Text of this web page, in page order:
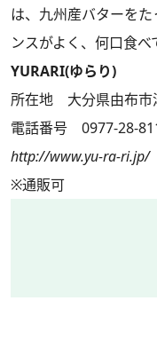
は、九州産バターを
ンスがよく、何口食べ
YURARI(ゆらり)
所在地 大分県由布市
電話番号 0977-28-
http://www.yu-ra-ri.jp/
※通販可